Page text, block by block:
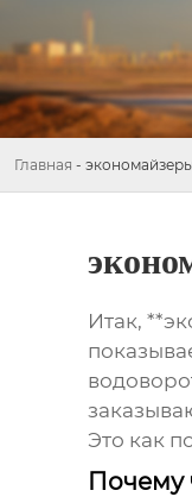
Главная -
Итак,
Это как
Почему